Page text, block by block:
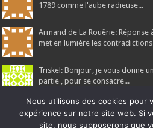
1789 comme l'aube radieuse...
Armand de La Rouërie: Réponse
met en lumière les
Triskel: Bonjour, je vous donne
partie , pour se consacre...
Nous utilisons des cookies pour
expérience sur notre site web. Si
site, nous supposerons que